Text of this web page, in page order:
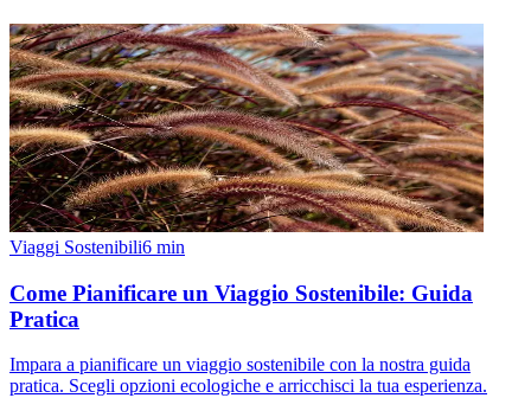
Viaggi Sostenibili6 min
Come Pianificare un Viaggio Sostenibile: Guida
Pratica
Impara a pianificare un viaggio sostenibile con la nostra guida
pratica. Scegli opzioni ecologiche e arricchisci la tua esperienza.